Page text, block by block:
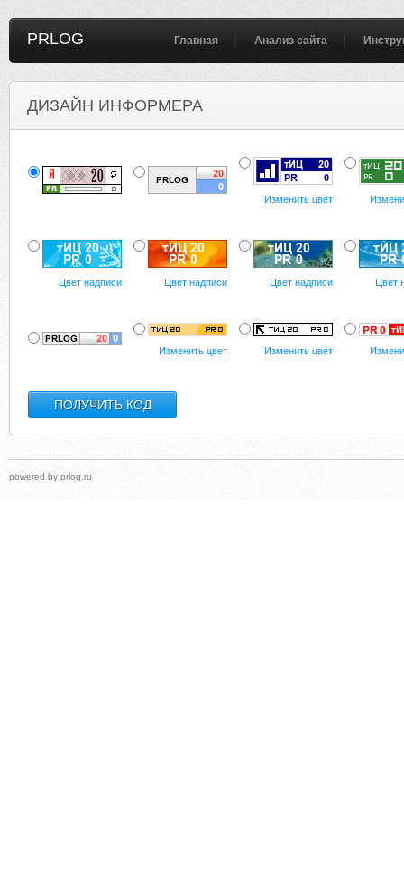
PRLOG Главная Анализ сайта
ДИЗАЙН ИНФОРМЕРА
Изменить цвет
Цвет надписи Цвет надписи Цвет надписи Цвет
Изменить цвет Изменить цвет
powered by prlog.ru